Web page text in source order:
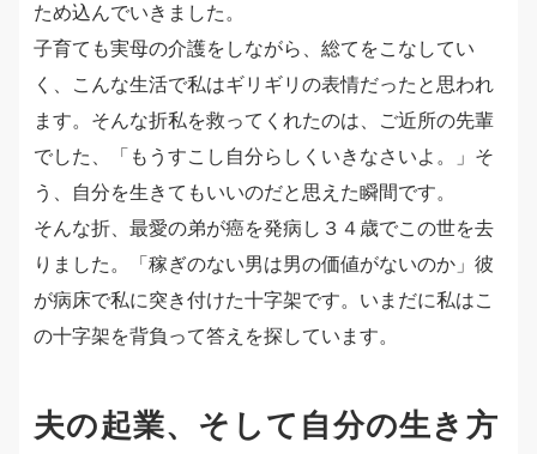
ため込んでいきました。
子育ても実母の介護をしながら、総てをこなしてい
く、こんな生活で私はギリギリの表情だったと思われ
ます。そんな折私を救ってくれたのは、ご近所の先輩
でした、「もうすこし自分らしくいきなさいよ。」そ
う、自分を生きてもいいのだと思えた瞬間です。
そんな折、最愛の弟が癌を発病し３４歳でこの世を去
りました。「稼ぎのない男は男の価値がないのか」彼
が病床で私に突き付けた十字架です。いまだに私はこ
の十字架を背負って答えを探しています。
夫の起業、そして自分の生き方